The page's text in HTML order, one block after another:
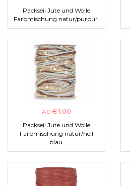
Packseil Jute und Wolle
Farbmischung natur/purpur.
Ab € 1,00
Packseil Jute und Wolle
Farbmischung natur/hell
blau.